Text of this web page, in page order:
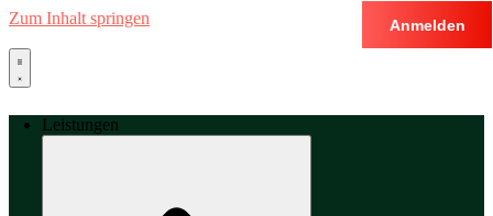
Zum Inhalt springen
Leistungen
Anmelden